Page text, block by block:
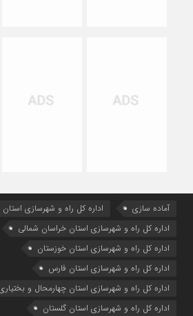
آماده سازی
اداره كل راه و شهرسازي
اداره كل راه و شهرسازي استان خراسان شمالي
اداره كل راه و شهرسازي استان خوزستان
اداره كل راه و شهرسازي استان فارس
اداره كل راه و شهرسازي استان چهارمحال و
اداره كل راه و شهرسازي استان گلستان